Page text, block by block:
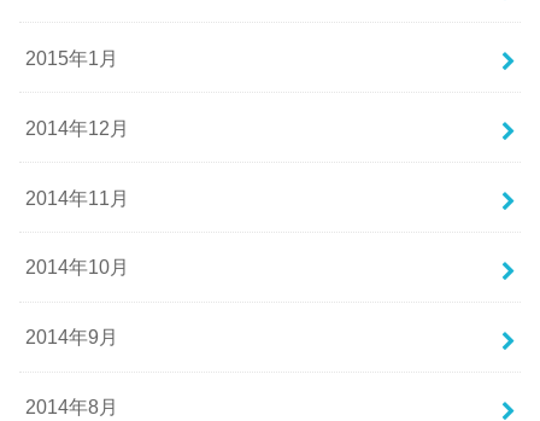
2015年1月
2014年12月
2014年11月
2014年10月
2014年9月
2014年8月